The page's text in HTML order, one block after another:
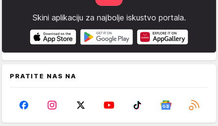
Skini aplikaciju za najbolje iskustvo portala.
PRATITE NAS NA